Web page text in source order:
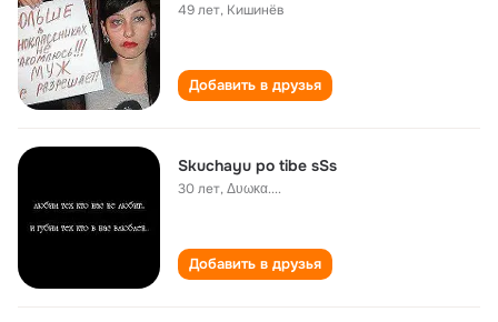
49 лет, Кишинёв
Добавить в друзья
Skuchayu po tibe sSs
30 лет,Δυωκα....
Добавить в друзья